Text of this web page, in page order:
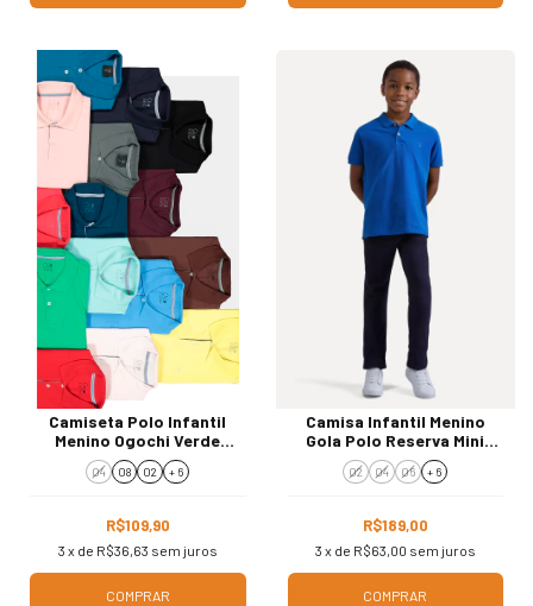
Camiseta Polo Infantil
Menino Ogochi Verde
7496001
04 08 02 + 6
R$109,90
3 x de R$36,63 sem juros
COMPRAR
Camisa Infantil Menino
Gola Polo Reserva Mini
Azul Marinho 51240
02 04 06 + 6
R$189,00
3 x de R$63,00 sem juros
COMPRAR